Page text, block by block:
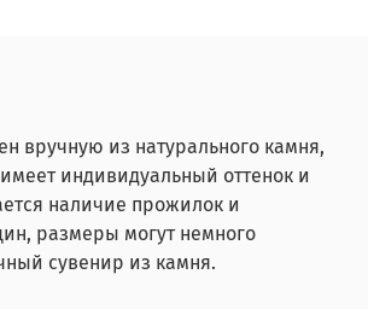
вручную из натурального камня,
индивидуальный оттенок и
наличие прожилок и
размеры могут немного
сувенир из камня.